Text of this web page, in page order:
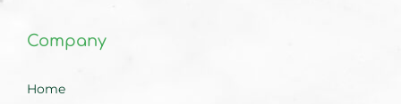
Company
Home